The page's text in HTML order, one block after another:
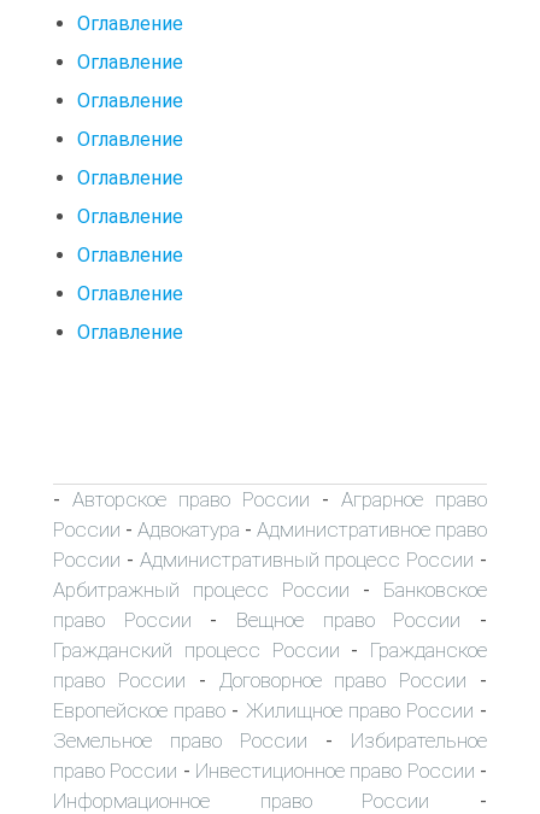
Оглавление
Оглавление
Оглавление
Оглавление
Оглавление
Оглавление
Оглавление
Оглавление
Оглавление
- Авторское право России - Аграрное право
России - Адвокатура - Административное право
России - Административный процесс России -
Арбитражный процесс России - Банковское
право России - Вещное право России -
Гражданский процесс России - Гражданское
право России - Договорное право России -
Европейское право - Жилищное право России -
Земельное право России - Избирательное
право России - Инвестиционное право России -
Информационное право России -